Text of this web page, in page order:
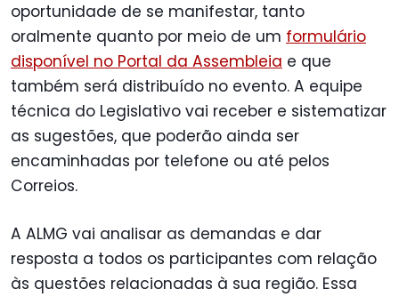
oportunidade de se manifestar, tanto
oralmente quanto por meio de um formulário
disponível no Portal da Assembleia e que
também será distribuído no evento. A equipe
técnica do Legislativo vai receber e sistematizar
as sugestões, que poderão ainda ser
encaminhadas por telefone ou até pelos
Correios.
A ALMG vai analisar as demandas e dar
resposta a todos os participantes com relação
às questões relacionadas à sua região. Essa